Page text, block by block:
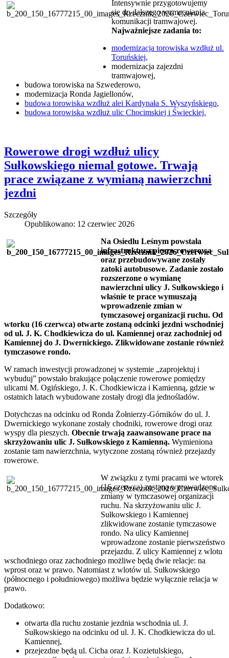
Intensywnie przygotowujemy
się do dalszego wzmacniania
komunikacji tramwajowej.
Najważniejsze zadania to:
modernizacja torowiska wzdłuż ul.
Toruńskiej,
modernizacja zajezdni
tramwajowej,
budowa torowiska na Szwederowo,
modernizacja Ronda Jagiellonów,
budowa torowiska wzdłuż alei Kardynała S. Wyszyńskiego,
budowa torowiska wzdłuż ulic Chocimskiej i Świeckiej.
Rowerowe drogi wzdłuż ulicy
Sułkowskiego niemal gotowe. Trwają
prace związane z wymianą nawierzchni
jezdni
Szczegóły
Opublikowano: 12 czerwiec 2026
Na Osiedlu Leśnym powstała
infrastruktura pieszo-rowerowa
oraz przebudowywane zostały
zatoki autobusowe. Zadanie zostało
rozszerzone o wymianę
nawierzchni ulicy J. Sułkowskiego i
właśnie te prace wymuszają
wprowadzenie zmian w
tymczasowej organizacji ruchu. Od
wtorku (16 czerwca) otwarte zostaną odcinki jezdni wschodniej
od ul. J. K. Chodkiewicza do ul. Kamiennej oraz zachodniej od
Kamiennej do J. Dwernickiego. Zlikwidowane zostanie również
tymczasowe rondo.
W ramach inwestycji prowadzonej w systemie „zaprojektuj i
wybuduj” powstało brakujące połączenie rowerowe pomiędzy
ulicami M. Ogińskiego, J. K. Chodkiewicza i Kamienną, gdzie w
ostatnich latach wybudowane zostały drogi dla jednośladów.
Dotychczas na odcinku od Ronda Żołnierzy-Górników do ul. J.
Dwernickiego wykonane zostały chodniki, rowerowe drogi oraz
wyspy dla pieszych. Obecnie trwają zaawansowane prace na
skrzyżowaniu ulic J. Sułkowskiego z Kamienną. Wymieniona
zostanie tam nawierzchnia, wytyczone zostaną również przejazdy
rowerowe.
W związku z tymi pracami we wtorek
(16 czerwca) zostaną wprowadzone
zmiany w tymczasowej organizacji
ruchu. Na skrzyżowaniu ulic J.
Sułkowskiego i Kamiennej
zlikwidowane zostanie tymczasowe
rondo. Na ulicy Kamiennej
wprowadzone zostanie pierwszeństwo
przejazdu. Z ulicy Kamiennej z wlotu
wschodniego oraz zachodniego możliwe będą dwie relacje: na
wprost oraz w prawo. Natomiast z wlotów ul. Sułkowskiego
(północnego i południowego) możliwa będzie wyłącznie relacja w
prawo.
Dodatkowo:
otwarta dla ruchu zostanie jezdnia wschodnia ul. J.
Sułkowskiego na odcinku od ul. J. K. Chodkiewicza do ul.
Kamiennej,
przejezdne będą ul. Cicha oraz J. Kozietulskiego,